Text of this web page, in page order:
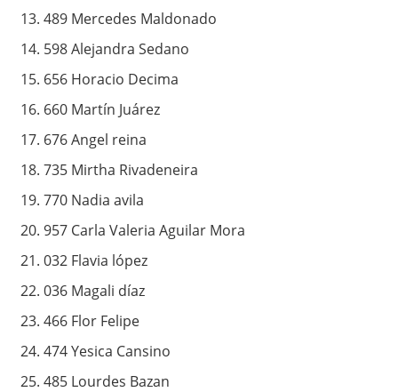
489 Mercedes Maldonado
598 Alejandra Sedano
656 Horacio Decima
660 Martín Juárez
676 Angel reina
735 Mirtha Rivadeneira
770 Nadia avila
957 Carla Valeria Aguilar Mora
032 Flavia lópez
036 Magali díaz
466 Flor Felipe
474 Yesica Cansino
485 Lourdes Bazan